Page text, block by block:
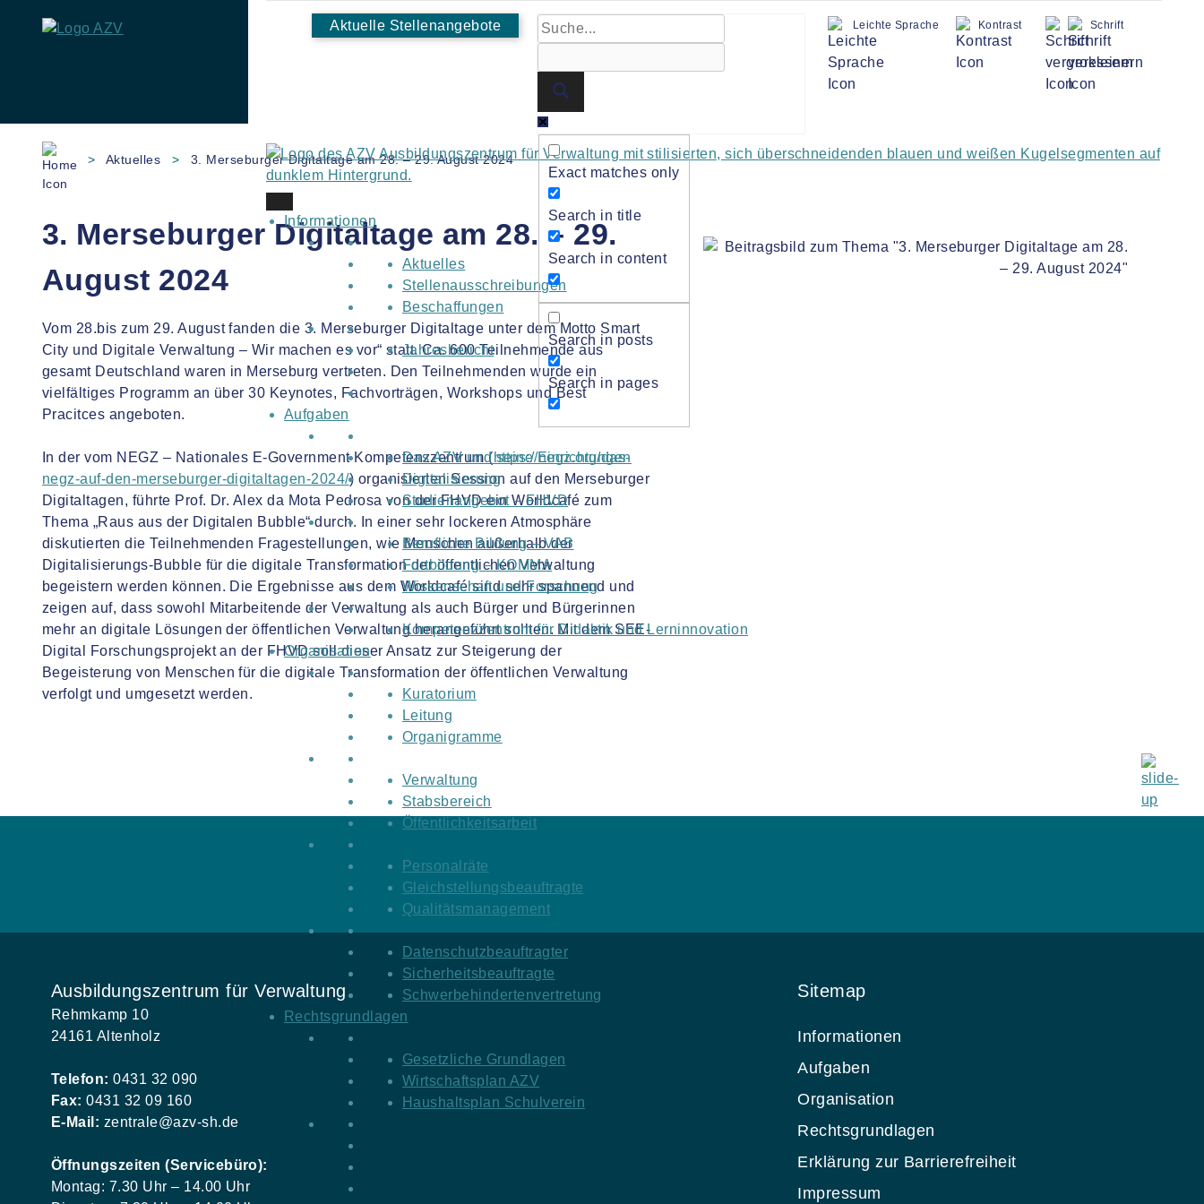
content
Aktuelle Stellenangebote
Exact matches only
Search in title
Search in content
Search in posts
Search in pages
Leichte Sprache Kontrast Schrift
Informationen
Aktuelles
Stellenausschreibungen
Beschaffungen
Jahresbericht
Aufgaben
Das AZV und seine Einrichtungen
Digitalisierung
Studienangebot – FHVD
Berufliche Bildung – VAB
Fortbildung – KOMMA
Wissenschaft und Forschung
Kompetenzzentrum für Didaktik und Lerninnovation
Organisation
Kuratorium
Leitung
Organigramme
Verwaltung
Stabsbereich
Öffentlichkeitsarbeit
Personalräte
Gleichstellungsbeauftragte
Qualitätsmanagement
Datenschutzbeauftragter
Sicherheitsbeauftragte
Schwerbehindertenvertretung
Rechtsgrundlagen
Gesetzliche Grundlagen
Wirtschaftsplan AZV
Haushaltsplan Schulverein
> Aktuelles > 3. Merseburger Digitaltage am 28. – 29. August 2024
3. Merseburger Digitaltage am 28. – 29.
August 2024
Vom 28.bis zum 29. August fanden die 3. Merseburger Digitaltage unter dem Motto Smart
City und Digitale Verwaltung – Wir machen es vor“ statt. Ca. 600 Teilnehmende aus
gesamt Deutschland waren in Merseburg vertreten. Den Teilnehmenden wurde ein
vielfältiges Programm an über 30 Keynotes, Fachvorträgen, Workshops und Best
Pracitces angeboten.
In der vom NEGZ – Nationales E-Government Kompetenzzentrum (https://negz.org/das-
negz-auf-den-merseburger-digitaltagen-2024/) organisierten Session auf den Merseburger
Digitaltagen, führte Prof. Dr. Alex da Mota Pedrosa von der FHVD ein Worldcafé zum
Thema „Raus aus der Digitalen Bubble“ durch. In einer sehr lockeren Atmosphäre
diskutierten die Teilnehmenden Fragestellungen, wie Menschen außerhalb der
Digitalisierungs-Bubble für die digitale Transformation der öffentlichen Verwaltung
begeistern werden können. Die Ergebnisse aus dem Worldcafé sind sehr spannend und
zeigen auf, dass sowohl Mitarbeitende der Verwaltung als auch Bürger und Bürgerinnen
mehr an digitale Lösungen der öffentlichen Verwaltung herangeführt sollten. Mit dem SEE-
Digital Forschungsprojekt an der FHVD soll dieser Ansatz zur Steigerung der
Begeisterung von Menschen für die digitale Transformation der öffentlichen Verwaltung
verfolgt und umgesetzt werden.
Ausbildungszentrum für Verwaltung
Rehmkamp 10
24161 Altenholz
Telefon: 0431 32 090
Fax: 0431 32 09 160
E-Mail: zentrale@azv-sh.de
Öffnungszeiten (Servicebüro):
Montag: 7.30 Uhr – 14.00 Uhr
Sitemap
Informationen
Aufgaben
Organisation
Rechtsgrundlagen
Erklärung zur Barrierefreiheit
Impressum